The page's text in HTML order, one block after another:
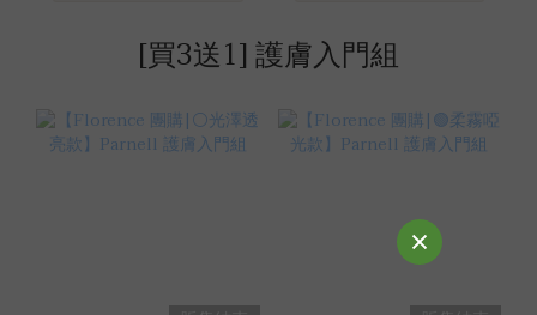
[買3送1] 護膚入門組